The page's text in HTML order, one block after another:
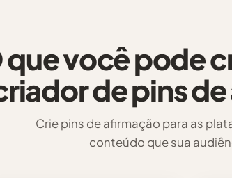
que você pode
de pins
Crie pins de afirmação para as
conteúdo que sua